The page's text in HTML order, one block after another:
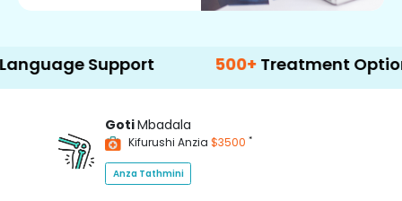
Support 500+ Treatment Options
GotiMbadala
Kifurushi Anzia $3500 *
Anza Tathmini